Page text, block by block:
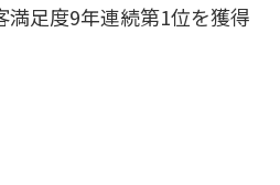
満足度9年連続第1位を獲得